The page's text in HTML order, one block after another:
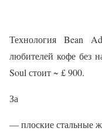
Технология Bean
любителей кофе без
Soul стоит ~ £ 900.
За
— плоские стальные